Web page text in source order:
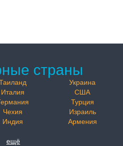
страны
Украина
Италия
США
Турция
Чехия
Израиль
Индия
Армения
ещё